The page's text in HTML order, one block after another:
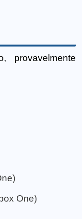
provavelmente
One)